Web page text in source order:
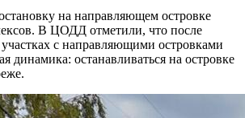
на направляющем островке
В ЦОДД отметили, что после
с направляющими островками
динамика: останавливаться на островке